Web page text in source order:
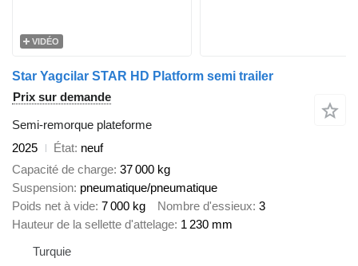
VIDÉO
Star Yagcilar STAR HD Platform semi trailer
Prix sur demande
Semi-remorque plateforme
2025
État neuf
Capacité de charge 37 000 kg
Suspension pneumatique/pneumatique
Poids net à vide 7 000 kg Nombre d'essieux 3
Hauteur de la sellette d'attelage 1 230 mm
Turquie